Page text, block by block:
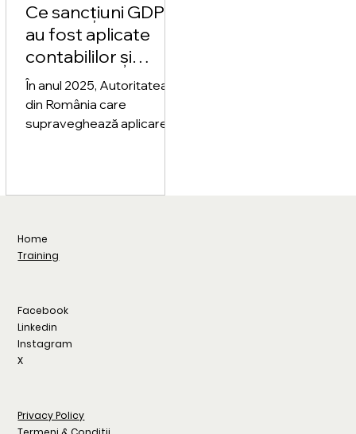
Ce sancțiuni GDPR
au fost aplicate
contabililor și
auditorilor în 2025
În anul 2025, Autoritatea
din România care
supraveghează aplicarea
firme de contabilitate și
ani.
Home
Training
Facebook
Linkedin
Instagram
X
Privacy Policy